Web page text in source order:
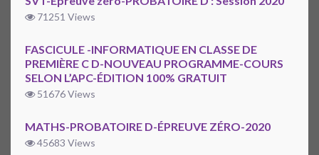
71251 Views
FASCICULE -INFORMATIQUE EN CLASSE DE
PREMIÈRE C D-NOUVEAU PROGRAMME-COURS
SELON L’APC-ÉDITION 100% GRATUIT
51676 Views
MATHS-PROBATOIRE D-ÉPREUVE ZÉRO-2020
45683 Views